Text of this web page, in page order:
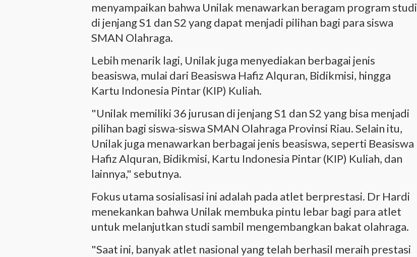
menyampaikan bahwa Unilak menawarkan beragam program studi
di jenjang S1 dan S2 yang dapat menjadi pilihan bagi para siswa
SMAN Olahraga.
Lebih menarik lagi, Unilak juga menyediakan berbagai jenis
beasiswa, mulai dari Beasiswa Hafiz Alquran, Bidikmisi, hingga
Kartu Indonesia Pintar (KIP) Kuliah.
"Unilak memiliki 36 jurusan di jenjang S1 dan S2 yang bisa menjadi
pilihan bagi siswa-siswa SMAN Olahraga Provinsi Riau. Selain itu,
Unilak juga menawarkan berbagai jenis beasiswa, seperti Beasiswa
Hafiz Alquran, Bidikmisi, Kartu Indonesia Pintar (KIP) Kuliah, dan
lainnya," sebutnya.
Fokus utama sosialisasi ini adalah pada atlet berprestasi. Dr Hardi
menekankan bahwa Unilak membuka pintu lebar bagi para atlet
untuk melanjutkan studi sambil mengembangkan bakat olahraga.
"Saat ini, banyak atlet nasional yang telah berhasil meraih prestasi